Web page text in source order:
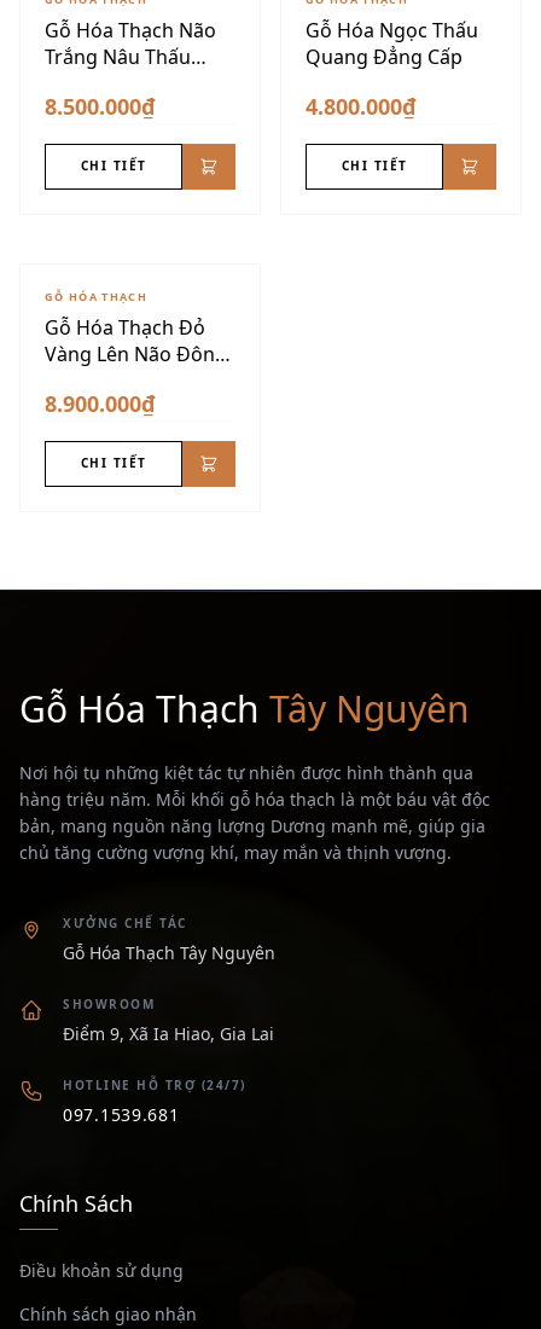
Gỗ Hóa Thạch Não
Trắng Nâu Thấu
8.500.000₫
CHI TIẾT
Gỗ Hóa Ngọc Thấu
Quang Đẳng Cấp
4.800.000₫
CHI TIẾT
GỖ HÓA THẠCH
Gỗ Hóa Thạch Đỏ
Vàng Lên Não Đôn
8.900.000₫
CHI TIẾT
Gỗ Hóa Thạch Tây Nguyên
Nơi hội tụ những kiệt tác tự nhiên được hình thành qua
hàng triệu năm. Mỗi khối gỗ hóa thạch là một báu vật độc
bản, mang nguồn năng lượng Dương mạnh mẽ, giúp gia
chủ tăng cường vượng khí, may mắn và thịnh vượng.
XƯỞNG CHẾ TÁC
Gỗ Hóa Thạch Tây Nguyên
SHOWROOM
Điểm 9, Xã Ia Hiao, Gia Lai
HOTLINE HỖ TRỢ (24/7)
097.1539.681
Chính Sách
Điều khoản sử dụng
Chính sách giao nhận